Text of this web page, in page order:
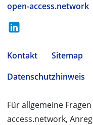
open-access.network
Kontakt Sitemap
Datenschutzhinweis
Für allgemeine
access.network,